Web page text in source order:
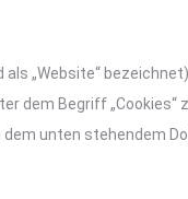
als „Website“
dem Begriff
unten stehendem